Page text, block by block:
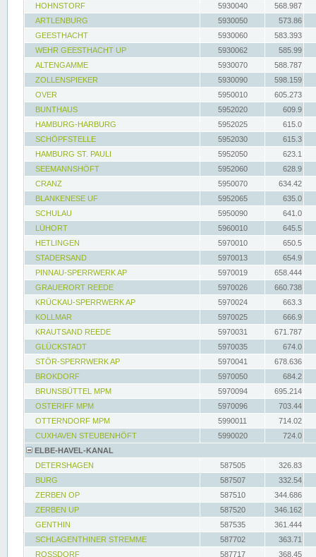
HOHNSTORF
5930040
568.987
ARTLENBURG
5930050
573.86
GEESTHACHT
5930060
583.393
WEHR GEESTHACHT UP
5930062
585.99
ALTENGAMME
5930070
588.787
ZOLLENSPIEKER
5930090
598.159
OVER
5950010
605.273
BUNTHAUS
5952020
609.9
HAMBURG-HARBURG
5952025
615.0
SCHÖPFSTELLE
5952030
615.3
HAMBURG ST. PAULI
5952050
623.1
SEEMANNSHÖFT
5952060
628.9
CRANZ
5950070
634.42
BLANKENESE UF
5952065
635.0
SCHULAU
5950090
641.0
LÜHORT
5960010
645.5
HETLINGEN
5970010
650.5
STADERSAND
5970013
654.9
PINNAU-SPERRWERK AP
5970019
658.444
GRAUERORT REEDE
5970026
660.738
KRÜCKAU-SPERRWERK AP
5970024
663.3
KOLLMAR
5970025
666.9
KRAUTSAND REEDE
5970031
671.787
GLÜCKSTADT
5970035
674.0
STÖR-SPERRWERK AP
5970041
678.636
BROKDORF
5970050
684.2
BRUNSBÜTTEL MPM
5970094
695.214
OSTERIFF MPM
5970096
703.44
OTTERNDORF MPM
5990011
714.02
CUXHAVEN STEUBENHÖFT
5990020
724.0
ELBE-HAVEL-KANAL
DETERSHAGEN
587505
326.83
BURG
587507
332.54
ZERBEN OP
587510
344.686
ZERBEN UP
587520
346.162
GENTHIN
587535
361.444
SCHLAGENTHINER STREMME
587702
363.71
ROSSDORF
587717 368.45